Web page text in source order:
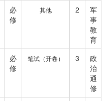
必
修
其他 2
军
事
教
育
必
修
笔试（开卷） 3
政
治
通
修